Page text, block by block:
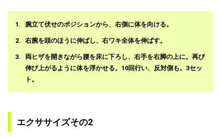
腕立て伏せのポジションから、右側に体を向ける。
右腕を頭のほうに伸ばし、右ワキ全体を伸ばす。
両ヒザを開きながら腰を床に下ろし、右手を右脚の上に。再び
伸び上がるように体を浮かせる。10回行い、反対側も。3セッ
ト。
エクササイズその2